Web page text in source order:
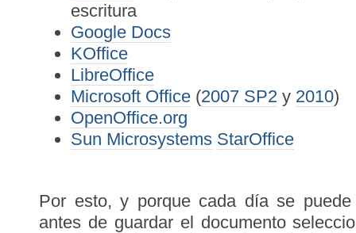
escritura
Google Docs
KOffice
LibreOffice
Microsoft Office (2007 SP2 y 2010)
OpenOffice.org
Sun Microsystems StarOffice
Por esto, y porque cada día se
antes de guardar el documento